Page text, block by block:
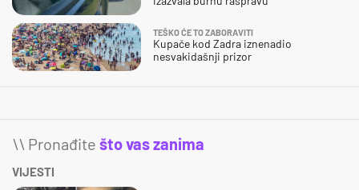
TEŠKO ĆE TO ZABORAVITI
Kupače kod Zadra iznenadio
nesvakidašnji prizor
\\ Pronađite što vas zanima
VIJESTI